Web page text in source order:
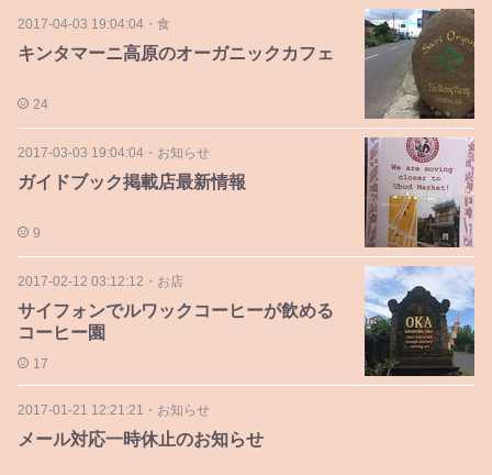
2017-04-03 19:04:04 ・ 食
キンタマーニ高原のオーガニックカフェ
24
2017-03-03 19:04:04 ・ お知らせ
ガイドブック掲載店最新情報
9
2017-02-12 03:12:12 ・ お店
サイフォンでルワックコーヒーが飲める
コーヒー園
17
2017-01-21 12:21:21 ・ お知らせ
メール対応一時休止のお知らせ